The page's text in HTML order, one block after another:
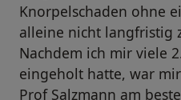
Knorpelschaden ohne
alleine nicht langfristig
Nachdem ich mir viele
eingeholt hatte, war
Prof Salzmann am